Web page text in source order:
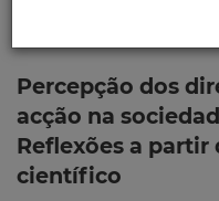
Percepção dos
acção na
Reflexões a
científico